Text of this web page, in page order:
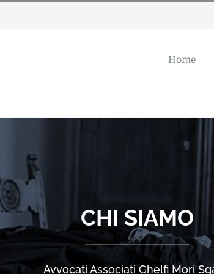
Home
CHI SIAMO
Avvocati Associati Ghelfi Mori